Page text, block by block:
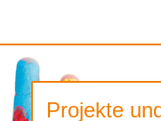
Projekte